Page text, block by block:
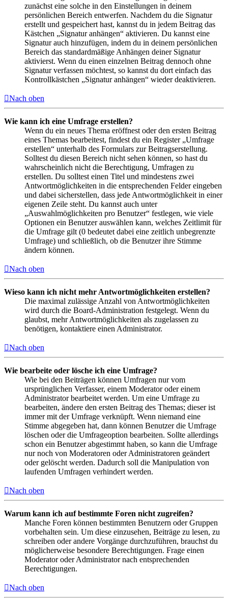
zunächst eine solche in den Einstellungen in deinem
persönlichen Bereich entwerfen. Nachdem du die Signatur
erstellt und gespeichert hast, kannst du in jedem Beitrag das
Kästchen „Signatur anhängen“ aktivieren. Du kannst eine
Signatur auch hinzufügen, indem du in deinem persönlichen
Bereich das standardmäßige Anhängen deiner Signatur
aktivierst. Wenn du einen einzelnen Beitrag dennoch ohne
Signatur verfassen möchtest, so kannst du dort einfach das
Kontrollkästchen „Signatur anhängen“ wieder deaktivieren.
Nach oben
Wie kann ich eine Umfrage erstellen?
Wenn du ein neues Thema eröffnest oder den ersten Beitrag
eines Themas bearbeitest, findest du ein Register „Umfrage
erstellen“ unterhalb des Formulars zur Beitragserstellung.
Solltest du diesen Bereich nicht sehen können, so hast du
wahrscheinlich nicht die Berechtigung, Umfragen zu
erstellen. Du solltest einen Titel und mindestens zwei
Antwortmöglichkeiten in die entsprechenden Felder eingeben
und dabei sicherstellen, dass jede Antwortmöglichkeit in einer
eigenen Zeile steht. Du kannst auch unter
„Auswahlmöglichkeiten pro Benutzer“ festlegen, wie viele
Optionen ein Benutzer auswählen kann, welches Zeitlimit für
die Umfrage gilt (0 bedeutet dabei eine zeitlich unbegrenzte
Umfrage) und schließlich, ob die Benutzer ihre Stimme
ändern können.
Nach oben
Wieso kann ich nicht mehr Antwortmöglichkeiten erstellen?
Die maximal zulässige Anzahl von Antwortmöglichkeiten
wird durch die Board-Administration festgelegt. Wenn du
glaubst, mehr Antwortmöglichkeiten als zugelassen zu
benötigen, kontaktiere einen Administrator.
Nach oben
Wie bearbeite oder lösche ich eine Umfrage?
Wie bei den Beiträgen können Umfragen nur vom
ursprünglichen Verfasser, einem Moderator oder einem
Administrator bearbeitet werden. Um eine Umfrage zu
bearbeiten, ändere den ersten Beitrag des Themas; dieser ist
immer mit der Umfrage verknüpft. Wenn niemand eine
Stimme abgegeben hat, dann können Benutzer die Umfrage
löschen oder die Umfrageoption bearbeiten. Sollte allerdings
schon ein Benutzer abgestimmt haben, so kann die Umfrage
nur noch von Moderatoren oder Administratoren geändert
oder gelöscht werden. Dadurch soll die Manipulation von
laufenden Umfragen verhindert werden.
Nach oben
Warum kann ich auf bestimmte Foren nicht zugreifen?
Manche Foren können bestimmten Benutzern oder Gruppen
vorbehalten sein. Um diese einzusehen, Beiträge zu lesen, zu
schreiben oder andere Vorgänge durchzuführen, brauchst du
möglicherweise besondere Berechtigungen. Frage einen
Moderator oder Administrator nach entsprechenden
Berechtigungen.
Nach oben